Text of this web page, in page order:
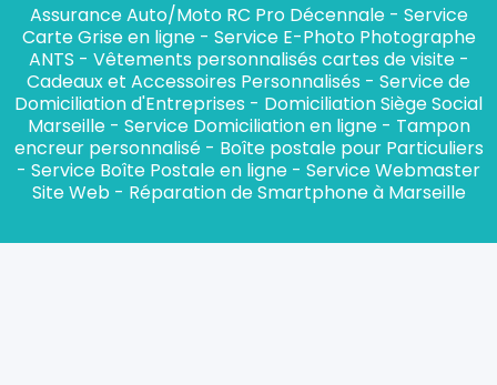
Assurance Auto/Moto RC Pro Décennale- Service
Carte Grise en ligne- Service E-Photo Photographe
ANTS - Vêtements personnalisés cartes de visite-
Cadeaux et Accessoires Personnalisés - Service de
Domiciliation d'Entreprises - Domiciliation Siège Social
Marseille- Service Domiciliation en ligne- Tampon
encreur personnalisé- Boîte postale pour Particuliers
- Service Boîte Postale en ligne - Service Webmaster
Site Web- Réparation de Smartphone à Marseille